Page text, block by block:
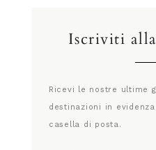
Iscriviti
Ricevi le nostre ultime
destinazioni in
casella di posta.